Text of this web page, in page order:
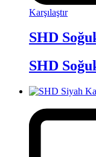
Karşılaştır
SHD
SHD